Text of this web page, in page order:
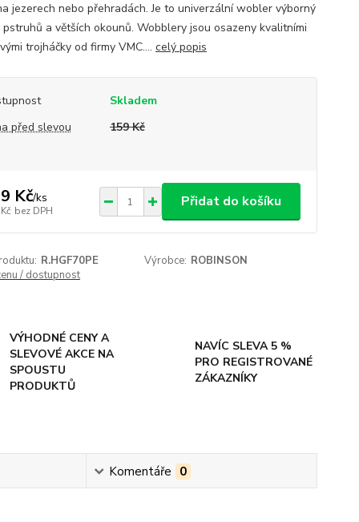
jezerech nebo přehradách. Je to univerzální wobler výborný
a větších okounů. Wobblery jsou osazeny kvalitními
trojháčky od firmy VMC.... celý popis
Skladem
před slevou
159 Kč
Kč/ks
bez DPH
Přidat do košíku
R.HGF70PE Výrobce: ROBINSON
/ dostupnost
VÝHODNÉ CENY A
SLEVOVÉ AKCE NA
SPOUSTU
PRODUKTŮ
NAVÍC SLEVA 5 %
PRO REGISTROVANÉ
ZÁKAZNÍKY
Komentáře 0